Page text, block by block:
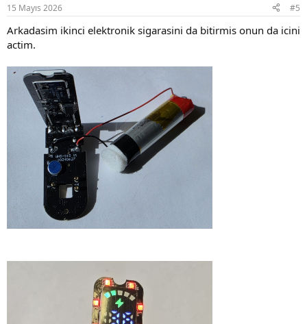
15 Mayıs 2026 #5
Arkadasim ikinci elektronik sigarasini da bitirmis onun da icini
actim.